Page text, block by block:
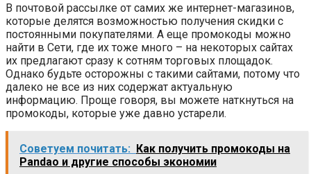
В почтовой рассылке от самих же интернет-магазинов,
которые делятся возможностью получения скидки с
постоянными покупателями. А еще промокоды можно
найти в Сети, где их тоже много – на некоторых сайтах
их предлагают сразу к сотням торговых площадок.
Однако будьте осторожны с такими сайтами, потому что
далеко не все из них содержат актуальную
информацию. Проще говоря, вы можете наткнуться на
промокоды, которые уже давно устарели.
Советуем почитать: Как получить промокоды на
Pandao и другие способы экономии